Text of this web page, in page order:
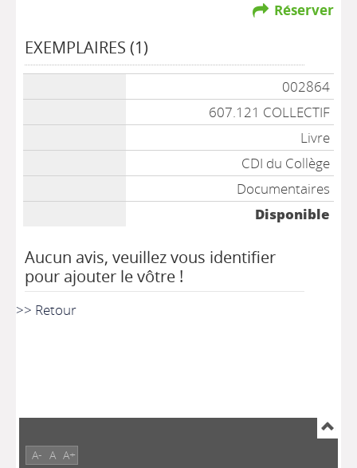
Réserver
EXEMPLAIRES (1)
002864
607.121 COLLECTIF
Livre
CDI du Collège
Documentaires
Disponible
Aucun avis, veuillez vous identifier
pour ajouter le vôtre !
>> Retour
A- A A+